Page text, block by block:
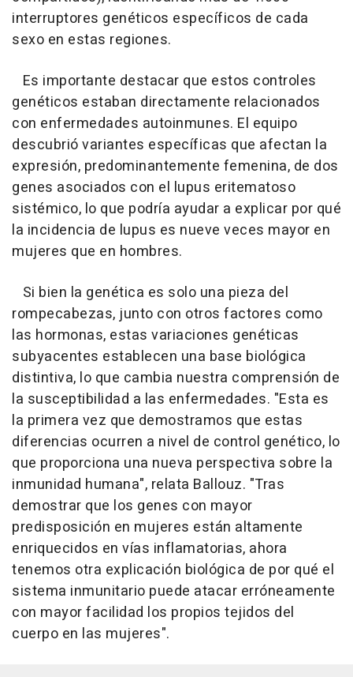
interruptores genéticos específicos de cada
sexo en estas regiones.
Es importante destacar que estos controles
genéticos estaban directamente relacionados
con enfermedades autoinmunes. El equipo
descubrió variantes específicas que afectan la
expresión, predominantemente femenina, de dos
genes asociados con el lupus eritematoso
sistémico, lo que podría ayudar a explicar por qué
la incidencia de lupus es nueve veces mayor en
mujeres que en hombres.
Si bien la genética es solo una pieza del
rompecabezas, junto con otros factores como
las hormonas, estas variaciones genéticas
subyacentes establecen una base biológica
distintiva, lo que cambia nuestra comprensión de
la susceptibilidad a las enfermedades. "Esta es
la primera vez que demostramos que estas
diferencias ocurren a nivel de control genético, lo
que proporciona una nueva perspectiva sobre la
inmunidad humana", relata Ballouz. "Tras
demostrar que los genes con mayor
predisposición en mujeres están altamente
enriquecidos en vías inflamatorias, ahora
tenemos otra explicación biológica de por qué el
sistema inmunitario puede atacar erróneamente
con mayor facilidad los propios tejidos del
cuerpo en las mujeres".